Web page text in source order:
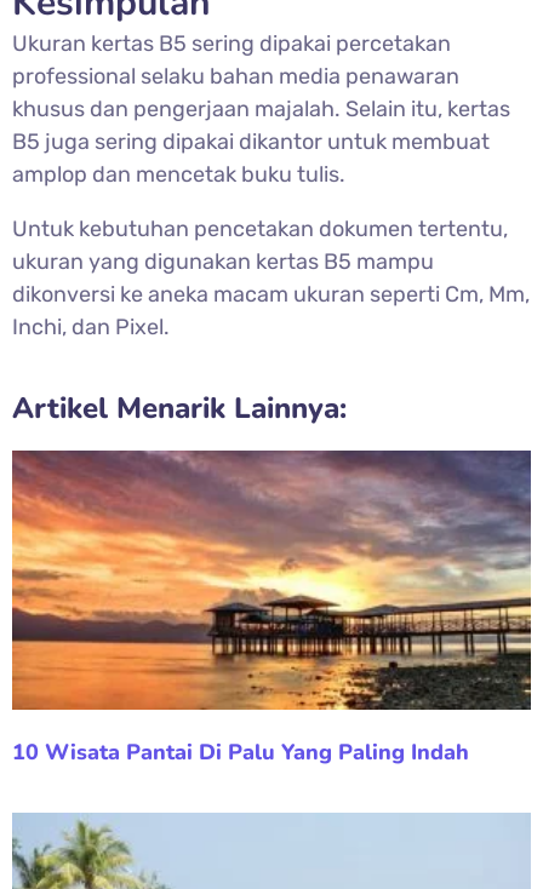
Ukuran kertas B5 sering dipakai percetakan
professional selaku bahan media penawaran
khusus dan pengerjaan majalah. Selain itu, kertas
B5 juga sering dipakai dikantor untuk membuat
amplop dan mencetak buku tulis.
Untuk kebutuhan pencetakan dokumen tertentu,
ukuran yang digunakan kertas B5 mampu
dikonversi ke aneka macam ukuran seperti Cm, Mm,
Inchi, dan Pixel.
Artikel Menarik Lainnya:
10 Wisata Pantai Di Palu Yang Paling Indah